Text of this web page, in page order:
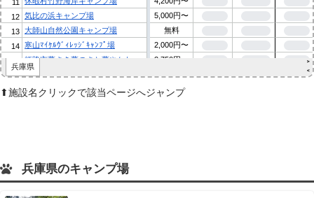
⬆︎施設名クリックで該当ページへジャンプ
兵庫県のキャンプ場